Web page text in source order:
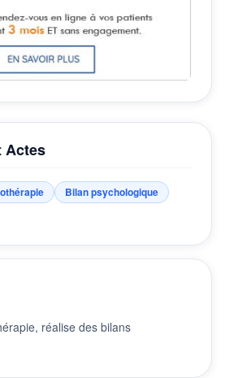
Actes
Bilan psychologique
réalise des bilans